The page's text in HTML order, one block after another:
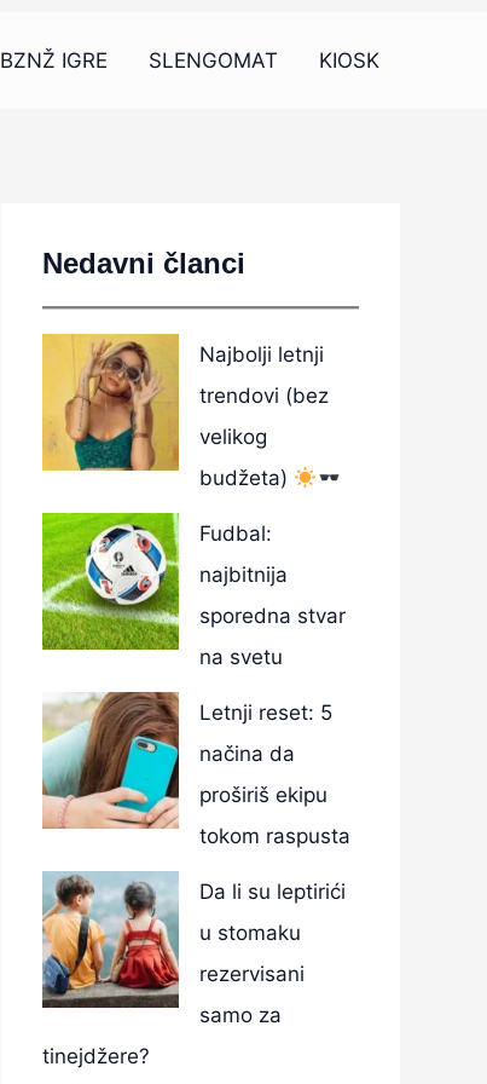
BZNŽ IGRE SLENGOMAT KIOSK
Nedavni članci
Najbolji letnji
trendovi (bez
velikog
budžeta)
Fudbal:
najbitnija
sporedna stvar
na svetu
Letnji reset: 5
načina da
proširiš ekipu
tokom raspusta
Da li su leptirići
u stomaku
rezervisani
samo za
tinejdžere?